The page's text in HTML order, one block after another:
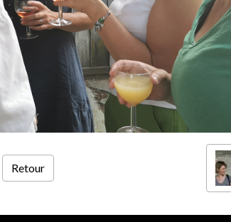
Retour